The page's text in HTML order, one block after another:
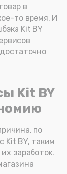
в
то время. И
Kit BY
Kit BY
по
Kit BY, таким
заработок.